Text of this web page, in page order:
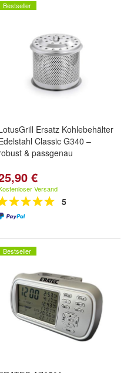
Bestseller
Ersatz Kohlebehälter
Classic G340 –
& passgenau
€
Versand
5
Bestseller